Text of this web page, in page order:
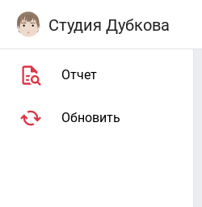
Студия Дубкова
Отчет
Обновить